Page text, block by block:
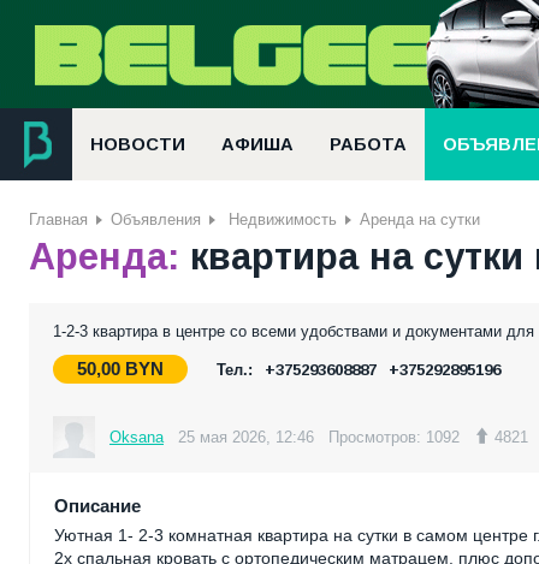
НОВОСТИ АФИША РАБОТА
Главная Объявления Недвижимость Аренда на сутки
Аренда: квартира на
1-2-3 квартира в центре со всеми удобствами и документами
50,00 BYN Тел.: +375293608887 +375292895196
Oksana 25 мая 2026, 12:46 Просмотров: 1092 4821
Описание
Уютная 1- 2-3 комнатная квартира на сутки в самом
2х спальная кровать с ортопедическим матрацем. плюс